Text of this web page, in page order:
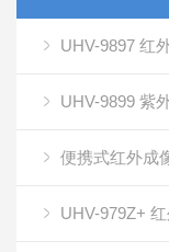
UHV-9897 红
UHV-9899 紫
便携式红外成
UHV-979Z+